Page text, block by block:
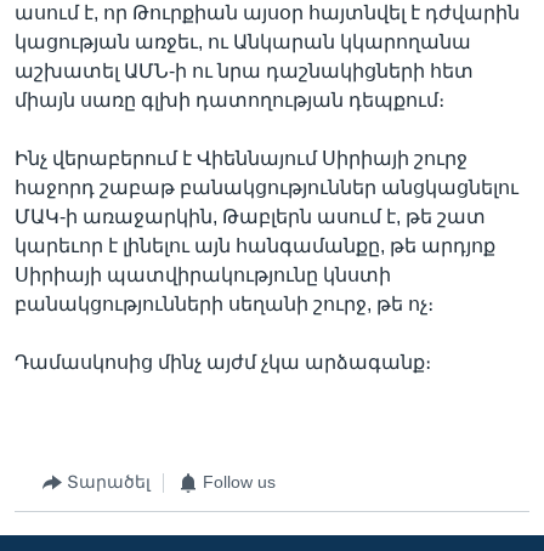
ասում է, որ Թուրքիան այսօր հայտնվել է դժվարին
կացության առջեւ, ու Անկարան կկարողանա
աշխատել ԱՄՆ-ի ու նրա դաշնակիցների հետ
միայն սառը գլխի դատողության դեպքում։
Ինչ վերաբերում է Վիեննայում Սիրիայի շուրջ
հաջորդ շաբաթ բանակցություններ անցկացնելու
ՄԱԿ-ի առաջարկին, Թաբլերն ասում է, թե շատ
կարեւոր է լինելու այն հանգամանքը, թե արդյոք
Սիրիայի պատվիրակությունը կնստի
բանակցությունների սեղանի շուրջ, թե ոչ։
Դամասկոսից մինչ այժմ չկա արձագանք։
Տարածել Follow us